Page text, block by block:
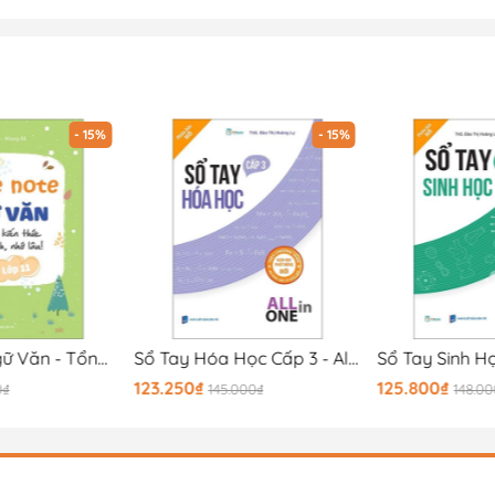
- 15%
Take Note Ngữ Văn - Tổng Hợp Kiến Thức - Hiểu Nhanh, Nhớ Lâu! - Lớp 11
- 15%
Sổ Tay Hóa Học Cấp 3 - All In One (Theo Chương Trình Giáo Dục Phổ Thông Mới)
123.250₫ 145.000₫
125.800₫